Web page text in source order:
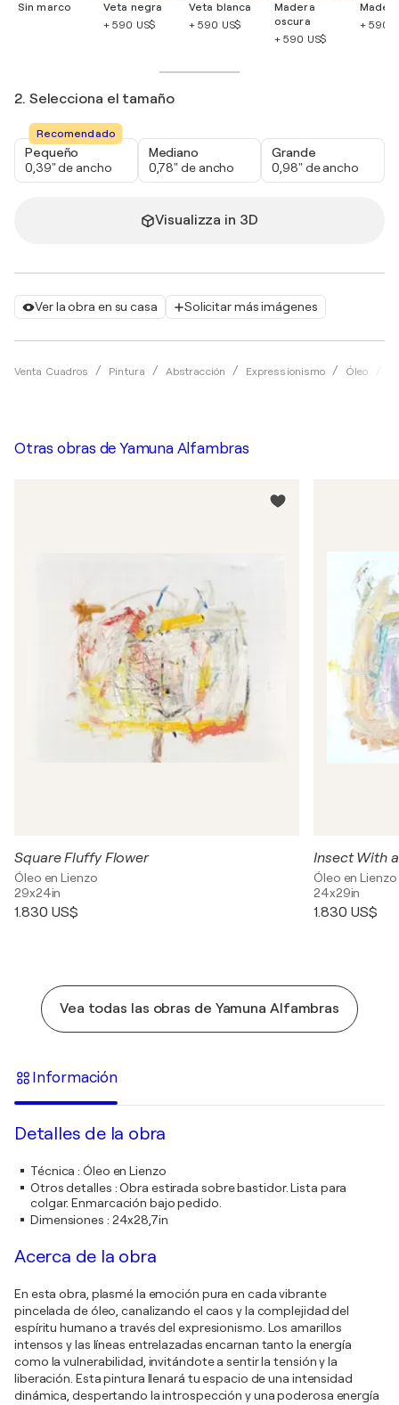
Ver la obra en su casa Solicitar más imágenes
Venta Cuadros Pintura Abstracción Expressionismo Óleo
Sin marco
Veta negra
+ 590 US$
Veta blanca
+ 590 US$
Madera
oscura
+ 590 US$
+ 590
2. Selecciona el tamaño
Recomendado
Pequeño
0,39" de ancho
Mediano
0,78" de ancho
Grande
0,98" de ancho
Visualizza in 3D
Otras obras deYamuna Alfambras
Square Fluffy Flower
Óleo en Lienzo
29x24in
1.830 US$
Insect With
Óleo en Lienzo
24x29in
1.830 US$
Vea todas las obras de Yamuna Alfambras
Información
Detalles de la obra
Técnica :Óleo en Lienzo
Otros detalles :Obra estirada sobre bastidor. Lista para
colgar. Enmarcación bajo pedido.
Dimensiones : 24x28,7in
Acerca de la obra
En esta obra, plasmé la emoción pura en cada vibrante
pincelada de óleo, canalizando el caos y la complejidad del
espíritu humano a través del expresionismo. Los amarillos
intensos y las líneas entrelazadas encarnan tanto la energía
como la vulnerabilidad, invitándote a sentir la tensión y la
liberación. Esta pintura llenará tu espacio de una intensidad
dinámica, despertando la introspección y una poderosa energía